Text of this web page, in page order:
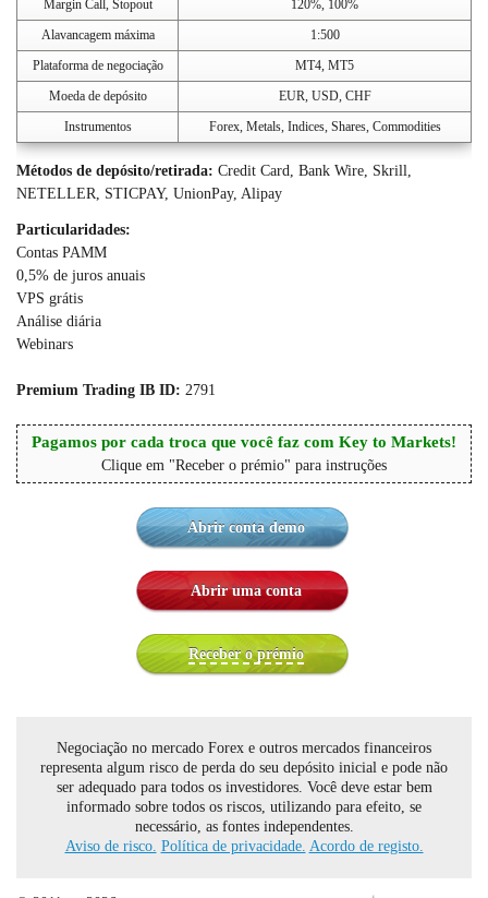
Margin Call, Stopout
120%, 100%
Alavancagem máxima
1:500
Plataforma de negociação
MT4, MT5
Moeda de depósito
EUR, USD, CHF
Instrumentos
Forex, Metals, Indices, Shares, Commodities
Métodos de depósito/retirada: Credit Card, Bank Wire, Skrill,
NETELLER, STICPAY, UnionPay, Alipay
Particularidades:
Contas PAMM
0,5% de juros anuais
VPS grátis
Análise diária
Webinars
Premium Trading IB ID: 2791
Pagamos por cada troca que você faz com Key to Markets!
Clique em "Receber o prémio" para instruções
Abrir conta demo
Abrir uma conta
Receber o prémio
Negociação no mercado Forex e outros mercados financeiros
representa algum risco de perda do seu depósito inicial e pode não
ser adequado para todos os investidores. Você deve estar bem
informado sobre todos os riscos, utilizando para efeito, se
necessário, as fontes independentes.
Aviso de risco. Política de privacidade. Acordo de registo.